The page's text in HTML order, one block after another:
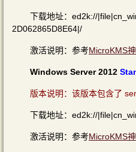
下载地址：ed2k://
2D062865D8E64|/
激活说明：参考MicroKMS
Windows Server 2012
版本说明：该版本包含了
下载地址：ed2k://
激活说明：参考MicroKMS